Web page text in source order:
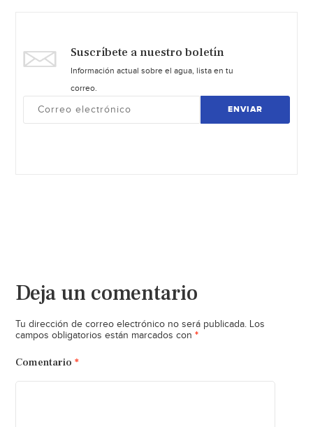
Suscríbete a nuestro boletín
Información actual sobre el agua, lista en tu
correo.
ENVIAR
Deja un comentario
Tu dirección de correo electrónico no será publicada. Los
campos obligatorios están marcados con *
Comentario *